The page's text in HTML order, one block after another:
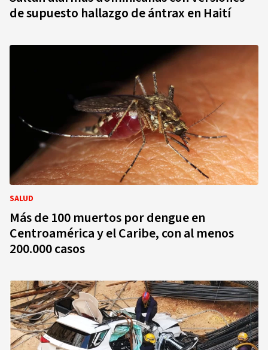
de supuesto hallazgo de ántrax en Haití
SALUD
Más de 100 muertos por dengue en
Centroamérica y el Caribe, con al menos
200.000 casos